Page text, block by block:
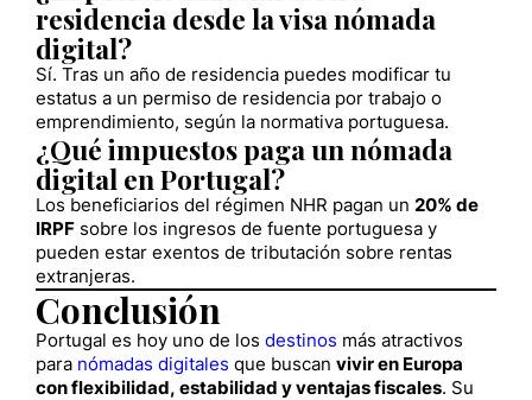
residencia desde la visa nómada
digital?
Sí. Tras un año de residencia puedes modificar tu
estatus a un permiso de residencia por trabajo o
emprendimiento, según la normativa portuguesa.
¿Qué impuestos paga un nómada
digital en Portugal?
Los beneficiarios del régimen NHR pagan un 20% de
IRPF sobre los ingresos de fuente portuguesa y
pueden estar exentos de tributación sobre rentas
extranjeras.
Conclusión
Portugal es hoy uno de los destinos más atractivos
para nómadas digitales que buscan vivir en Europa
con flexibilidad, estabilidad y ventajas fiscales. Su